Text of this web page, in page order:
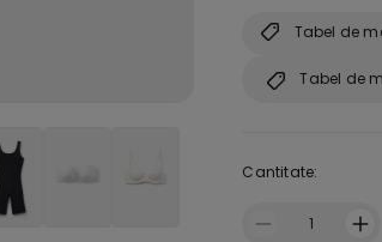
Tabel de
Tabel de
Cantitate:
1